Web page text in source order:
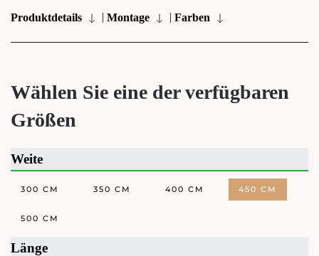
Produktdetails | Montage | Farben
Wählen Sie eine der verfügbaren
Größen
Weite
300 CM 350 CM 400 CM 450 CM
500 CM
Länge